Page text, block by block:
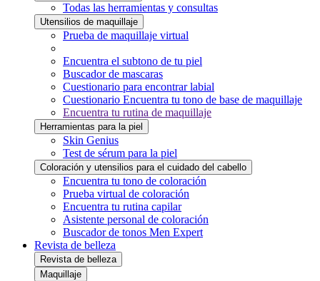
Todas las herramientas y consultas
Utensilios de maquillaje
Prueba de maquillaje virtual
Encuentra el subtono de tu piel
Buscador de mascaras
Cuestionario para encontrar labial
Cuestionario Encuentra tu tono de base de maquillaje
Encuentra tu rutina de maquillaje
Herramientas para la piel
Skin Genius
Test de sérum para la piel
Coloración y utensilios para el cuidado del cabello
Encuentra tu tono de coloración
Prueba virtual de coloración
Encuentra tu rutina capilar
Asistente personal de coloración
Buscador de tonos Men Expert
Revista de belleza
Revista de belleza
Maquillaje